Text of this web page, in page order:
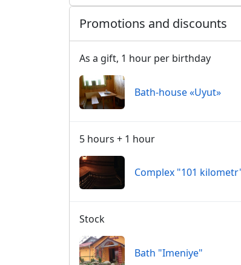
Promotions and discounts
As a gift, 1 hour per birthday
Bath-house «Uyut»
5 hours + 1 hour
Сomplex "101
Stock
Bath "Imeniye"